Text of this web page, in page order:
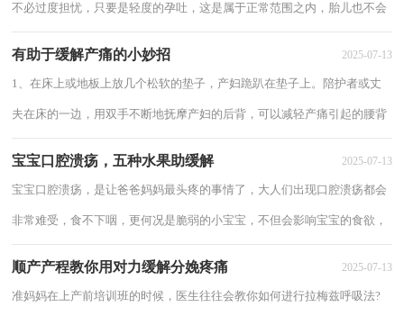
不必过度担忧，只要是轻度的孕吐，这是属于正常范围之内，胎儿也不会
有助于缓解产痛的小妙招 2025-07-13
1、在床上或地板上放几个松软的垫子，产妇跪趴在垫子上。陪护者或丈
夫在床的一边，用双手不断地抚摩产妇的后背，可以减轻产痛引起的腰背
宝宝口腔溃疡，五种水果助缓解 2025-07-13
宝宝口腔溃疡，是让爸爸妈妈最头疼的事情了，大人们出现口腔溃疡都会
非常难受，食不下咽，更何况是脆弱的小宝宝，不但会影响宝宝的食欲，
顺产产程教你用对力缓解分娩疼痛 2025-07-13
准妈妈在上产前培训班的时候，医生往往会教你如何进行拉梅兹呼吸法?